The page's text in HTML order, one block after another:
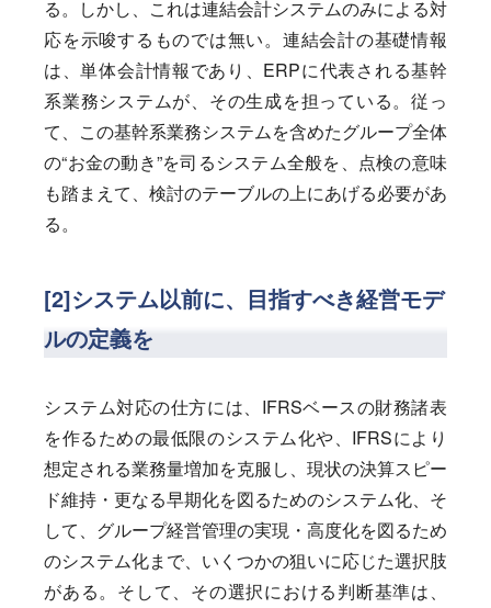
る。しかし、これは連結会計システムのみによる対
応を示唆するものでは無い。連結会計の基礎情報
は、単体会計情報であり、ERPに代表される基幹
系業務システムが、その生成を担っている。従っ
て、この基幹系業務システムを含めたグループ全体
の“お金の動き”を司るシステム全般を、点検の意味
も踏まえて、検討のテーブルの上にあげる必要があ
る。
[2]システム以前に、目指すべき経営モデ
ルの定義を
システム対応の仕方には、IFRSベースの財務諸表
を作るための最低限のシステム化や、IFRSにより
想定される業務量増加を克服し、現状の決算スピー
ド維持・更なる早期化を図るためのシステム化、そ
して、グループ経営管理の実現・高度化を図るため
のシステム化まで、いくつかの狙いに応じた選択肢
がある。そして、その選択における判断基準は、